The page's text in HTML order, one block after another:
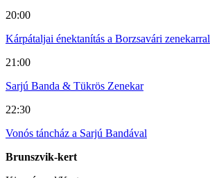
20:00
Kárpátaljai énektanítás a Borzsavári zenekarral
21:00
Sarjú Banda & Tükrös Zenekar
22:30
Vonós táncház a Sarjú Bandával
Brunszvik-kert